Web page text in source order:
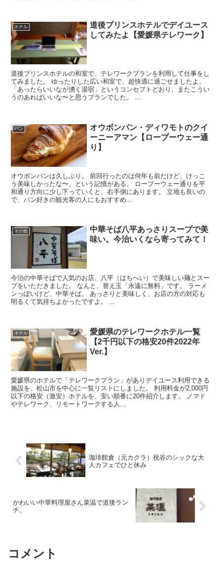
ホテル
道後プリンスホテルでデイユース
してみたよ【愛媛県テレワーク】
道後プリンスホテルの和室で、テレワークプランを利用して仕事をし
てみました。 ゆったりした広い和室で、超快適に過ごせましたよ。
「あったらいいなが湧く湯宿」というコンセプトどおり、またこうい
うのあればいいな〜と思うプランでした。 ...
パン
オウボンパン・ディワモトのクイ
ーニーアマン【ロープーウェー通
り】
オウボンパンは久しぶり。 前回行ったのは何年も前だけど、けっこ
う美味しかったな〜、という記憶がある。 ロープーウェー通りを平
和通り方向に少し下っていくと、右手側にあります。 立地も良いの
で、パン好きの観光客の人にもおすすめ...
その他
中華そば八平あっさりスープで美
味い。今治いくなら寄ってみて！
今治の中華そばで人気のお店、八平（はちへい）で美味しい麺とスー
プをいただきました。 なんと、替え玉「永遠に無料」です。 ラーメ
ンっぽいけど、中華そば。 あっさりと美味しく、お店の方の対応も
明るくて気持ちよかったですよ。 ...
ホテル
愛媛県のテレワークホテル一覧
【2千円以下の格安20件2022年
Ver.】
愛媛県のホテルで「テレワークプラン」がありデイユース利用できる
施設を、松山市を中心に一覧リストにしました。 利用料金が2,000円
以下の格安（激安）ホテルを、安い順番に20件紹介します。 ノマド
やテレワーク、リモートワークする人...
珈琲館倉（元カクラ）祝谷のシックな大
人カフェでひと休み
かわいい中華料理屋さん菜温で道後ラン
チ。
コメント